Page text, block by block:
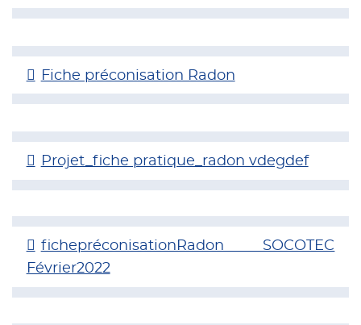
Fiche préconisation Radon
Projet_fiche pratique_radon vdegdef
fichepréconisationRadon SOCOTEC
Février2022